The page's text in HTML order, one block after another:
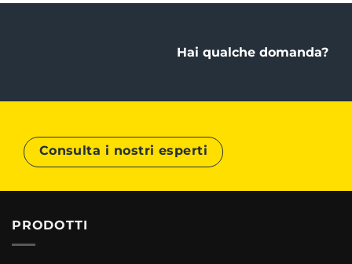
Hai qualche domanda?
Consulta i nostri esperti
PRODOTTI